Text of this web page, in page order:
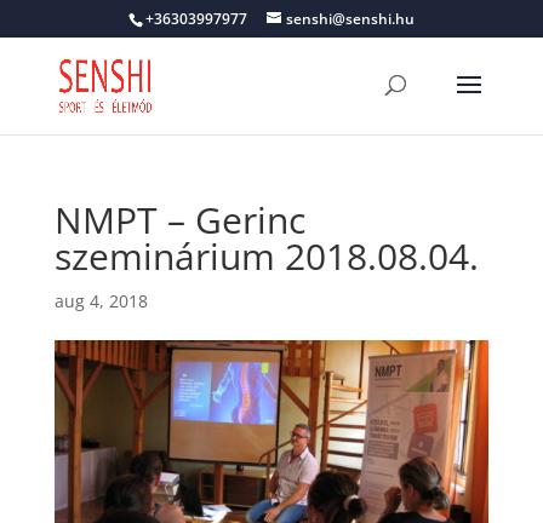
+36303997977 senshi@senshi.hu
NMPT – Gerinc
szeminárium 2018.08.04.
aug 4, 2018